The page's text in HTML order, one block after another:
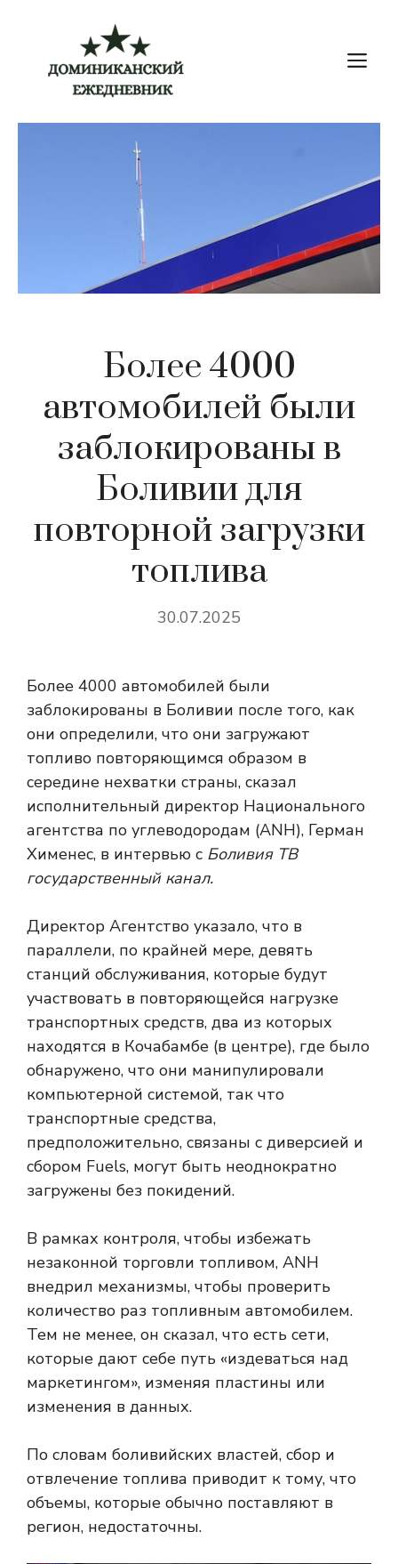
содержимому
Более 4000
автомобилей были
заблокированы в
Боливии для
повторной загрузки
топлива
30.07.2025
Более 4000 автомобилей были
заблокированы в Боливии после того, как
они определили, что они загружают
топливо повторяющимся образом в
середине нехватки страны, сказал
исполнительный директор Национального
агентства по углеводородам (ANH), Герман
Хименес, в интервью с Боливия ТВ
государственный канал.
Директор Агентство указало, что в
параллели, по крайней мере, девять
станций обслуживания, которые будут
участвовать в повторяющейся нагрузке
транспортных средств, два из которых
находятся в Кочабамбе (в центре), где было
обнаружено, что они манипулировали
компьютерной системой, так что
транспортные средства,
предположительно, связаны с диверсией и
сбором Fuels, могут быть неоднократно
загружены без покидений.
В рамках контроля, чтобы избежать
незаконной торговли топливом, ANH
внедрил механизмы, чтобы проверить
количество раз топливным автомобилем.
Тем не менее, он сказал, что есть сети,
которые дают себе путь «издеваться над
маркетингом», изменяя пластины или
изменения в данных.
По словам боливийских властей, сбор и
отвлечение топлива приводит к тому, что
объемы, которые обычно поставляют в
регион, недостаточны.